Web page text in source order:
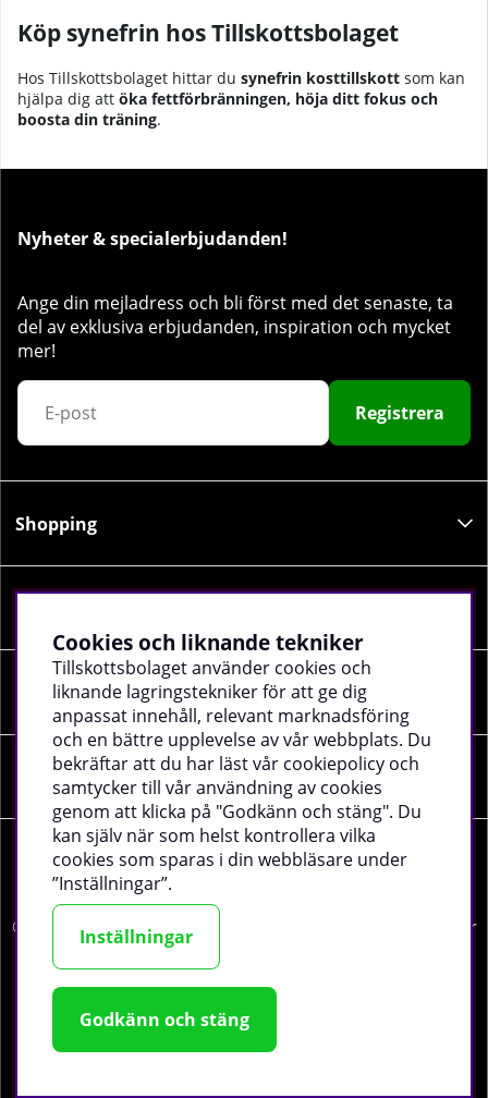
Köp synefrin hos Tillskottsbolaget
Hos Tillskottsbolaget hittar du synefrin kosttillskott som kan
hjälpa dig att öka fettförbränningen, höja ditt fokus och
boosta din träning.
Nyheter & specialerbjudanden!
Ange din mejladress och bli först med det senaste, ta
del av exklusiva erbjudanden, inspiration och mycket
mer!
Registrera
Shopping
Sociala medier
Företagsuppgifter
© 2026 tillskottsbolaget.se. Vi använder cookies -
läs mer
Cookies och liknande tekniker
Tillskottsbolaget använder cookies och
liknande lagringstekniker för att ge dig
anpassat innehåll, relevant marknadsföring
och en bättre upplevelse av vår webbplats. Du
bekräftar att du har läst vår cookiepolicy och
samtycker till vår användning av cookies
genom att klicka på "Godkänn och stäng". Du
kan själv när som helst kontrollera vilka
cookies som sparas i din webbläsare under
”Inställningar”.
Inställningar
Godkänn och stäng